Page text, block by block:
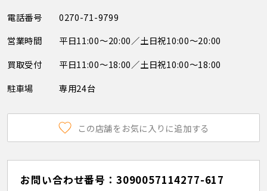
電話番号
0270-71-9799
営業時間
平日11:00～20:00／土日祝10:00～20:00
買取受付
平日11:00～18:00／土日祝10:00～18:00
駐車場
専用24台
この店舗をお気に入りに追加する
お問い合わせ番号：3090057114277-617